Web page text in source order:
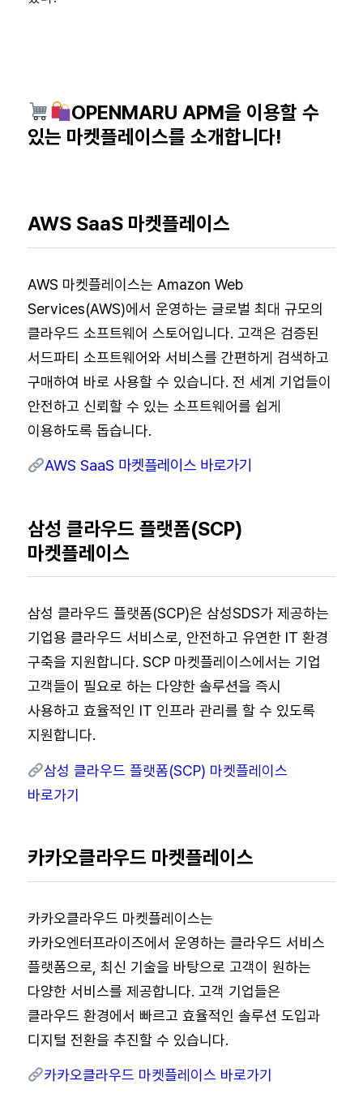
OPENMARU APM을 이용할 수
있는 마켓플레이스를 소개합니다!
AWS SaaS 마켓플레이스
AWS 마켓플레이스는 Amazon Web
Services(AWS)에서 운영하는 글로벌 최대 규모의
클라우드 소프트웨어 스토어입니다. 고객은 검증된
서드파티 소프트웨어와 서비스를 간편하게 검색하고
구매하여 바로 사용할 수 있습니다. 전 세계 기업들이
안전하고 신뢰할 수 있는 소프트웨어를 쉽게
이용하도록 돕습니다.
AWS SaaS 마켓플레이스 바로가기
삼성 클라우드 플랫폼(SCP)
마켓플레이스
삼성 클라우드 플랫폼(SCP)은 삼성SDS가 제공하는
기업용 클라우드 서비스로, 안전하고 유연한 IT 환경
구축을 지원합니다. SCP 마켓플레이스에서는 기업
고객들이 필요로 하는 다양한 솔루션을 즉시
사용하고 효율적인 IT 인프라 관리를 할 수 있도록
지원합니다.
삼성 클라우드 플랫폼(SCP) 마켓플레이스
바로가기
카카오클라우드 마켓플레이스
카카오클라우드 마켓플레이스는
카카오엔터프라이즈에서 운영하는 클라우드 서비스
플랫폼으로, 최신 기술을 바탕으로 고객이 원하는
다양한 서비스를 제공합니다. 고객 기업들은
클라우드 환경에서 빠르고 효율적인 솔루션 도입과
디지털 전환을 추진할 수 있습니다.
카카오클라우드 마켓플레이스 바로가기